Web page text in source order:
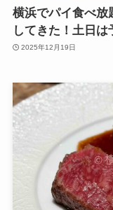
横浜でパイ食べ放
してきた！土日は
2025年12月19日